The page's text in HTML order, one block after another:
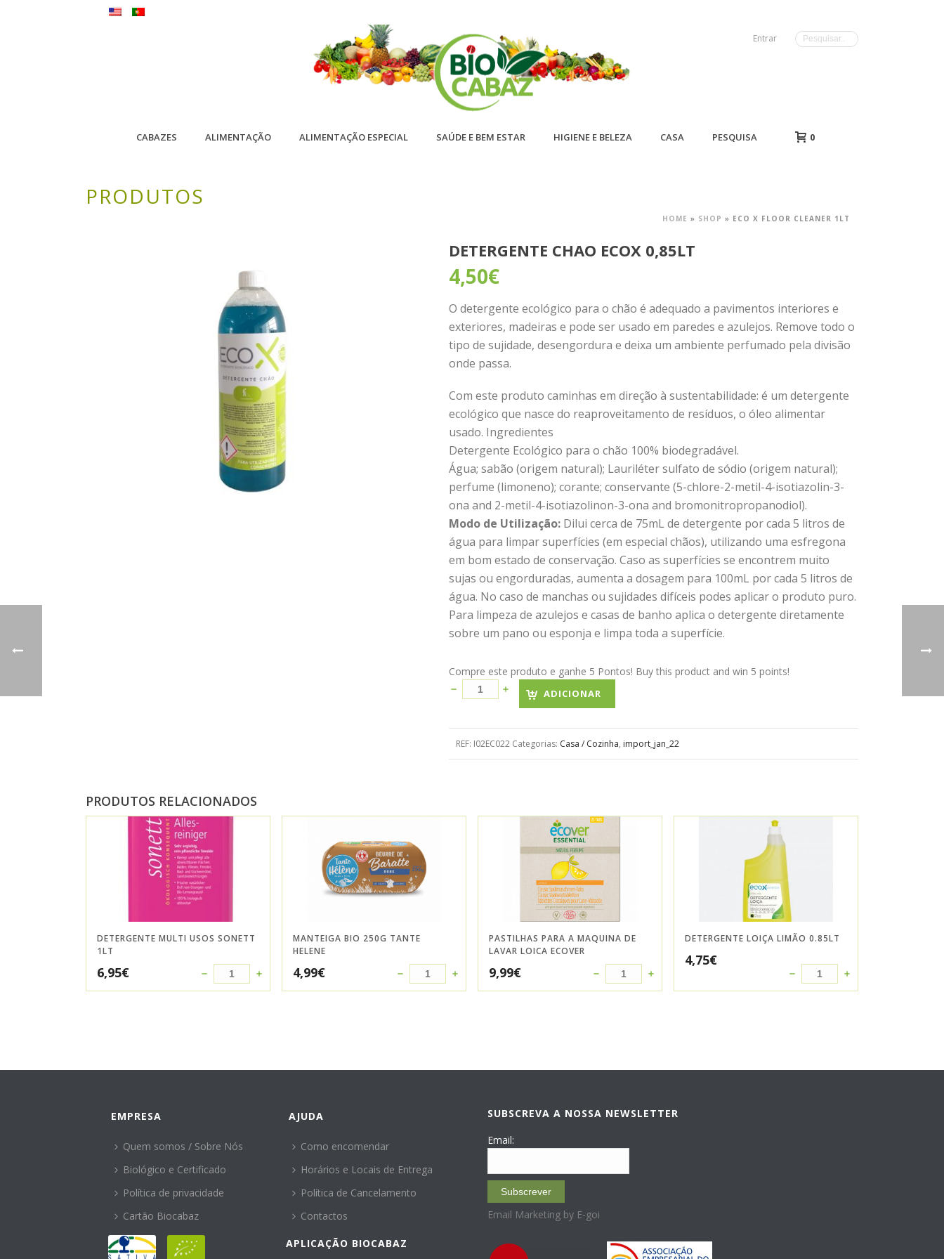
Entrar
CABAZES ALIMENTAÇÃO ALIMENTAÇÃO ESPECIAL SAÚDE E BEM ESTAR HIGIENE E BELEZA CASA PESQUISA 0
PRODUTOS
HOME » SHOP » ECO X FLOOR CLEANER 1LT
DETERGENTE CHAO ECOX 0,85LT
4,50€
O detergente ecológico para o chão é adequado a pavimentos interiores e
exteriores, madeiras e pode ser usado em paredes e azulejos. Remove todo o
tipo de sujidade, desengordura e deixa um ambiente perfumado pela divisão
onde passa.
Com este produto caminhas em direção à sustentabilidade: é um detergente
ecológico que nasce do reaproveitamento de resíduos, o óleo alimentar
usado. Ingredientes
Detergente Ecológico para o chão 100% biodegradável.
Água; sabão (origem natural); Lauriléter sulfato de sódio (origem natural);
perfume (limoneno); corante; conservante (5-chlore-2-metil-4-isotiazolin-3-
ona and 2-metil-4-isotiazolinon-3-ona and bromonitropropanodiol).
Modo de Utilização: Dilui cerca de 75mL de detergente por cada 5 litros de
água para limpar superfícies (em especial chãos), utilizando uma esfregona
em bom estado de conservação. Caso as superfícies se encontrem muito
sujas ou engorduradas, aumenta a dosagem para 100mL por cada 5 litros de
água. No caso de manchas ou sujidades difíceis podes aplicar o produto puro.
Para limpeza de azulejos e casas de banho aplica o detergente diretamente
sobre um pano ou esponja e limpa toda a superfície.
Compre este produto e ganhe 5 Pontos! Buy this product and win 5 points!
ADICIONAR
REF: I02EC022 Categorias: Casa / Cozinha, import_jan_22
PRODUTOS RELACIONADOS
DETERGENTE MULTI USOS SONETT
1LT
6,95€
MANTEIGA BIO 250G TANTE
HELENE
4,99€
PASTILHAS PARA A MAQUINA DE
LAVAR LOICA ECOVER
9,99€
DETERGENTE LOIÇA LIMÃO 0.85LT
4,75€
EMPRESA
Quem somos / Sobre Nós
Biológico e Certificado
Política de privacidade
Cartão Biocabaz
AJUDA
Como encomendar
Horários e Locais de Entrega
Política de Cancelamento
Contactos
APLICAÇÃO BIOCABAZ
SUBSCREVA A NOSSA NEWSLETTER
Email:
Subscrever
Email Marketing by E-goi